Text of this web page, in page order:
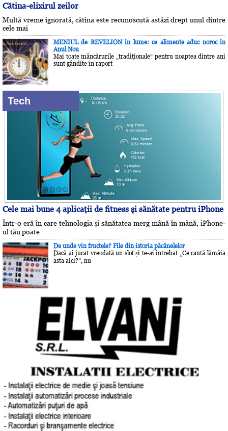
Cătina-elixirul zeilor
Multă vreme ignorată, cătina este recunoscută astăzi drept unul dintre
cele mai
MENIUL de REVELION în lume: ce alimente aduc noroc în
Anul Nou
Mai toate mâncărurile „tradiţionale” pentru noaptea dintre ani
sunt gândite în raport
Tech
Cele mai bune 4 aplicaţii de fitness şi sănătate pentru iPhone
Într-o eră în care tehnologia și sănătatea merg mână în mână, iPhone-
ul tău poate
De unde vin fructele? File din istoria păcănelelor
Dacă ai jucat vreodată un slot și te-ai întrebat „Ce caută lămâia
asta aici?”, nu